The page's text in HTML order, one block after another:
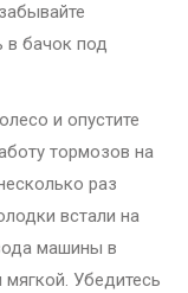
в бачок под
и опустите
тормозов на
раз
встали на
машины в
Убедитесь